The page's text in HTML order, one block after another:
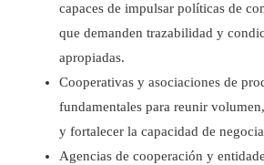
capaces de impulsar políticas de
que demanden trazabilidad y
apropiadas.
Cooperativas y asociaciones de
fundamentales para reunir
y fortalecer la capacidad de
Agencias de cooperación y